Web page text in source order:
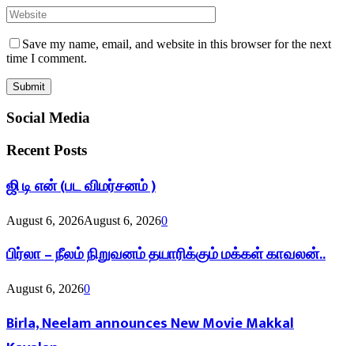
Save my name, email, and website in this browser for the next
time I comment.
Social Media
Recent Posts
ஜி டி என் (பட விமர்சனம் )
August 6, 2026August 6, 20260
பிர்லா – நீலம் நிறுவனம் தயாரிக்கும் மக்கள் காவலன்..
August 6, 20260
Birla, Neelam announces New Movie Makkal